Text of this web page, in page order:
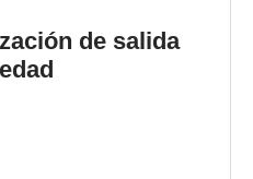
de salida